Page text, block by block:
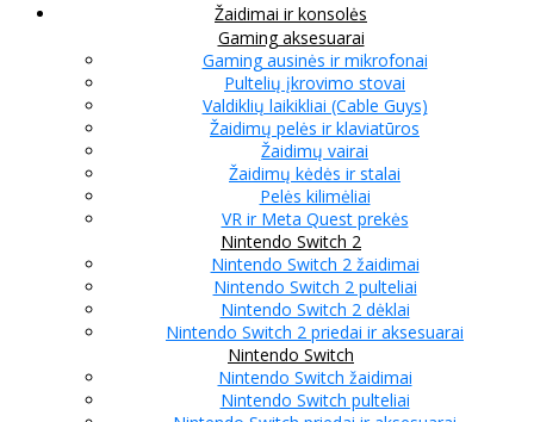
Žaidimai ir konsolės
Gaming aksesuarai
Gaming ausinės ir mikrofonai
Pultelių įkrovimo stovai
Valdiklių laikikliai (Cable Guys)
Žaidimų pelės ir klaviatūros
Žaidimų vairai
Žaidimų kėdės ir stalai
Pelės kilimėliai
VR ir Meta Quest prekės
Nintendo Switch 2
Nintendo Switch 2 žaidimai
Nintendo Switch 2 pulteliai
Nintendo Switch 2 dėklai
Nintendo Switch 2 priedai ir aksesuarai
Nintendo Switch
Nintendo Switch žaidimai
Nintendo Switch pulteliai